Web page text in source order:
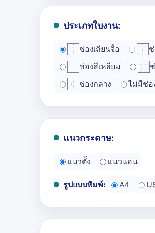
ประเภทใบงาน:
ช่องเถียนจื้อ
ช่องสี่เหลี่ยม
ช่องกลาง
ไม่มีช่อ
แนวกระดาษ:
แนวตั้ง แนวนอน
รูปแบบพิมพ์: A4